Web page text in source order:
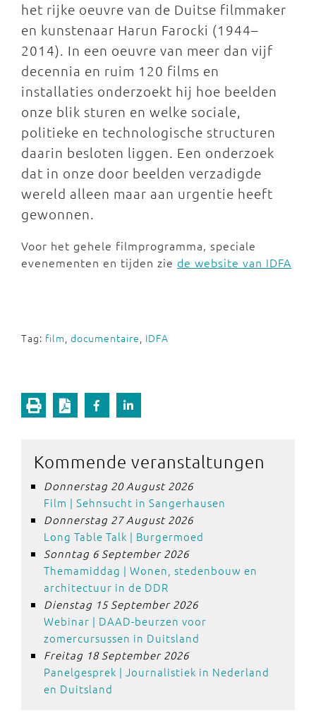
het rijke oeuvre van de Duitse filmmaker
en kunstenaar Harun Farocki (1944–
2014). In een oeuvre van meer dan vijf
decennia en ruim 120 films en
installaties onderzoekt hij hoe beelden
onze blik sturen en welke sociale,
politieke en technologische structuren
daarin besloten liggen. Een onderzoek
dat in onze door beelden verzadigde
wereld alleen maar aan urgentie heeft
gewonnen.
Voor het gehele filmprogramma, speciale
evenementen en tijden zie de website van IDFA
Tag: film, documentaire, IDFA
Kommende veranstaltungen
Donnerstag 20 August 2026
Film | Sehnsucht in Sangerhausen
Donnerstag 27 August 2026
Long Table Talk | Burgermoed
Sonntag 6 September 2026
Themamiddag | Wonen, stedenbouw en
architectuur in de DDR
Dienstag 15 September 2026
Webinar | DAAD-beurzen voor
zomercursussen in Duitsland
Freitag 18 September 2026
Panelgesprek | Journalistiek in Nederland
en Duitsland